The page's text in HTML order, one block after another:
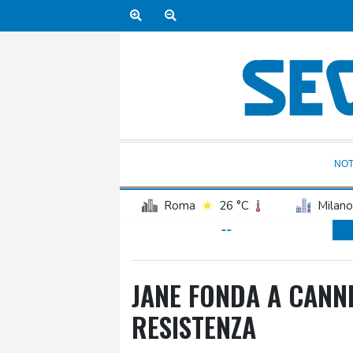
Roma 26 °C Milano
--
JANE FONDA A
RESISTENZA